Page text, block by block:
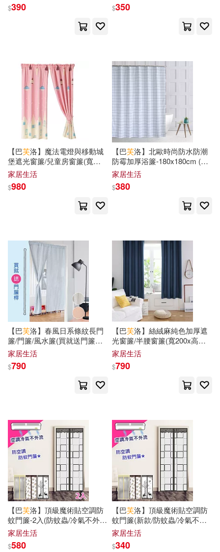
カガノミハチ(21)
向曉漢（主編）(21)
吳文智 主編(21)
小澤としお(21)
朗文編輯部(21)
朵琳‧芙秋(21) 梁二平(21)
歷史系之狼(21)
王濤（主編）(21)
魯德亞德．吉卜林(21)
龍人(21) （漢）劉向(21)
KATOKI HAJIME(20)
丁劍玲(20)
上海圖書館編(20)
劉珣（主編）(20)
和月伸宏(20)
嚴文井（主編）(20)
星野之宣(20) 梁實秋(20)
廣東人民出版社(144)
台灣東販(143)
warner music(142)
三聯(142)
江蘇人民出版社(141)
湖南文藝出版社(140)
江蘇鳳凰文藝出版社(139)
慕客館(138) 複刻文化(137)
浙江少年兒童出版社(135)
湖北美術出版社(135)
現代出版社(135)
Warner Classics(134)
上海財經大學出版社(134)
$390 $350
【巴芙洛】魔法電燈與移動城
堡遮光窗簾/兒童房窗簾(寬
200cm*高170cm)魔法粉色
家居生活
$980
【巴芙洛】北歐時尚防水防潮
防霉加厚浴簾-180x180cm (多
款任選)白方格
家居生活
$380
【巴芙洛】春風日系條紋長門
簾/門簾/風水簾(買就送門簾桿1
支)淺藍
家居生活
$790
【巴芙洛】絲絨麻純色加厚遮
光窗簾/半腰窗簾(寬200x高
160cm)寶藍
家居生活
$790
【巴芙洛】頂級魔術貼空調防
蚊門簾-2入(防蚊蟲/冷氣不外
漏)方格
家居生活
$580
【巴芙洛】頂級魔術貼空調防
蚊門簾(新款/防蚊蟲/冷氣不外
漏門簾)方格
家居生活
$340